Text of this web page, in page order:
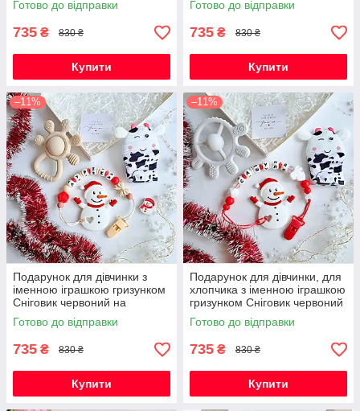
Готово до відправки
735 ₴ 830 ₴
Купити
свята
Готово до відправки
735 ₴ 830 ₴
Купити
–11%
Подарунок для дівчинки з
іменною іграшкою гризунком
Сніговик червоний на
Новорічні свята
Готово до відправки
735 ₴ 830 ₴
Купити
–11%
Подарунок для дівчинки, для
хлопчика з іменною іграшкою
гризунком Сніговик червоний
на Новорічні свята
Готово до відправки
735 ₴ 830 ₴
Купити